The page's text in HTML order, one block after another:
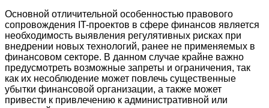
Основной отличительной особенностью правового
сопровождения IT-проектов в сфере финансов является
необходимость выявления регулятивных рисках при
внедрении новых технологий, ранее не применяемых в
финансовом секторе. В данном случае крайне важно
предусмотреть возможные запреты и ограничения, так
как их несоблюдение может повлечь существенные
убытки финансовой организации, а также может
привести к привлечению к административной или